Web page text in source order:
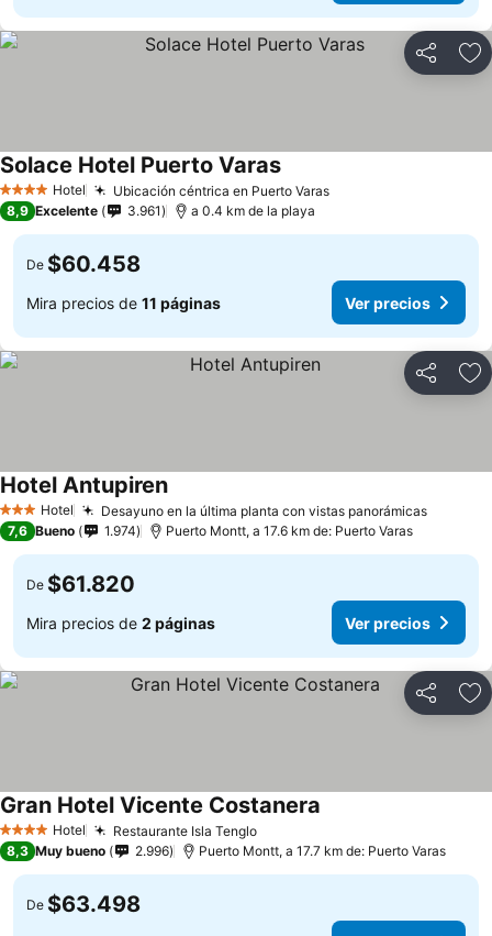
Compartir
4 EstrellasHotel Ubicación céntrica en Puerto VarasVer precios
Solace Hotel Puerto VarasVer precios
8,9 Excelente 3.961 a 0.4 km de la playa
De $60.458
Mira precios de 11 páginas Ver precios
Compartir
3 Estrellas
Hotel Desayuno en la última planta con vistas panorámicasVer
Hotel AntupirenVer precios
7,6 Bueno 1.974 Puerto Montt, a 17.6 km de: Puerto Varas
De $61.820
Mira precios de 2 páginas Ver precios
Compartir
4 EstrellasHotel Restaurante Isla TengloVer precios
Gran Hotel Vicente Costanera
8,3 Muy bueno 2.996 Puerto Montt, a 17.7 km de: Puerto Varas
De $63.498